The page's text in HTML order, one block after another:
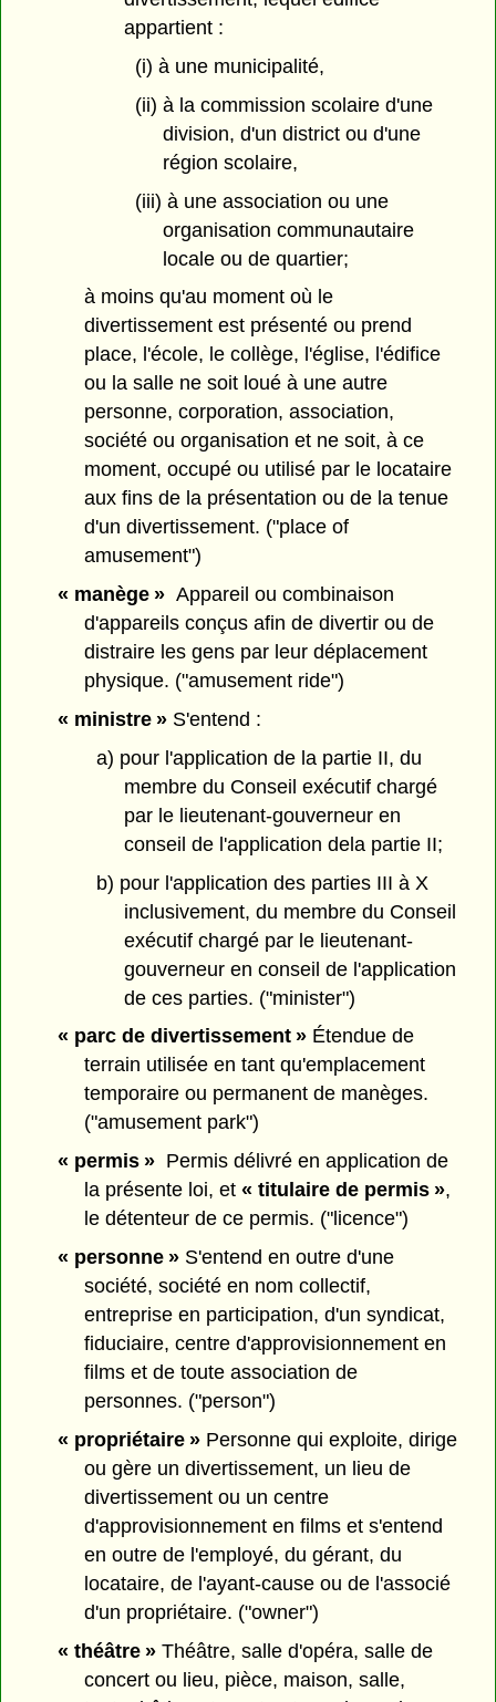
appartient :
(i) à une municipalité,
(ii) à la commission scolaire d'une
division, d'un district ou d'une
région scolaire,
(iii) à une association ou une
organisation communautaire
locale ou de quartier;
à moins qu'au moment où le
divertissement est présenté ou prend
place, l'école, le collège, l'église, l'édifice
ou la salle ne soit loué à une autre
personne, corporation, association,
société ou organisation et ne soit, à ce
moment, occupé ou utilisé par le locataire
aux fins de la présentation ou de la tenue
d'un divertissement. ("place of
amusement")
« manège »Appareil ou combinaison
d'appareils conçus afin de divertir ou de
distraire les gens par leur déplacement
physique. ("amusement ride")
« ministre »S'entend :
a) pour l'application de la partie II, du
membre du Conseil exécutif chargé
par le lieutenant-gouverneur en
conseil de l'application dela partie II;
b) pour l'application des parties III à X
inclusivement, du membre du Conseil
exécutif chargé par le lieutenant-
gouverneur en conseil de l'application
de ces parties. ("minister")
« parc de divertissement »Étendue de
terrain utilisée en tant qu'emplacement
temporaire ou permanent de manèges.
("amusement park")
« permis »Permis délivré en application de
la présente loi, et« titulaire de permis »,
le détenteur de ce permis. ("licence")
« personne »S'entend en outre d'une
société, société en nom collectif,
entreprise en participation, d'un syndicat,
fiduciaire, centre d'approvisionnement en
films et de toute association de
personnes. ("person")
« propriétaire »Personne qui exploite, dirige
ou gère un divertissement, un lieu de
divertissement ou un centre
d'approvisionnement en films et s'entend
en outre de l'employé, du gérant, du
locataire, de l'ayant-cause ou de l'associé
d'un propriétaire. ("owner")
« théâtre »Théâtre, salle d'opéra, salle de
concert ou lieu, pièce, maison, salle,